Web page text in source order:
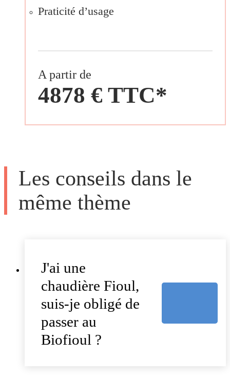
Praticité d’usage
A partir de
4878 € TTC*
Les conseils dans le
même thème
J'ai une
chaudière Fioul,
suis-je obligé de
passer au
Biofioul ?